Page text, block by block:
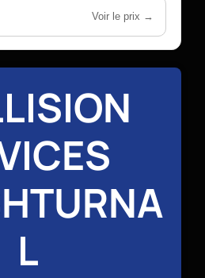
Voir le prix →
L